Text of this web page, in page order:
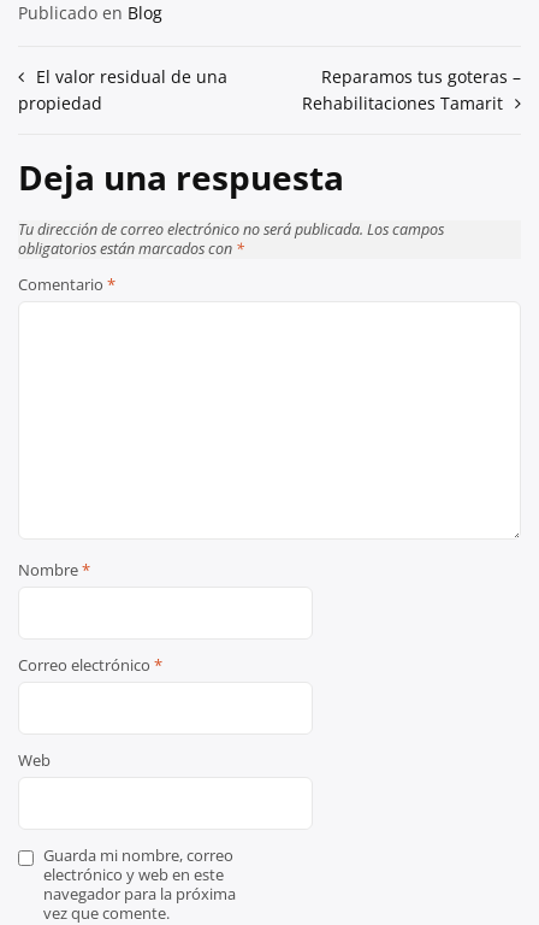
Publicado en Blog
Navegación
de
entradas
El valor residual de una
propiedad
Reparamos tus goteras –
Rehabilitaciones Tamarit
Deja una respuesta
Tu dirección de correo electrónico no será publicada. Los campos
obligatorios están marcados con *
Comentario *
Nombre*
Correo electrónico *
Web
Guarda mi nombre, correo
electrónico y web en este
navegador para la próxima
vez que comente.